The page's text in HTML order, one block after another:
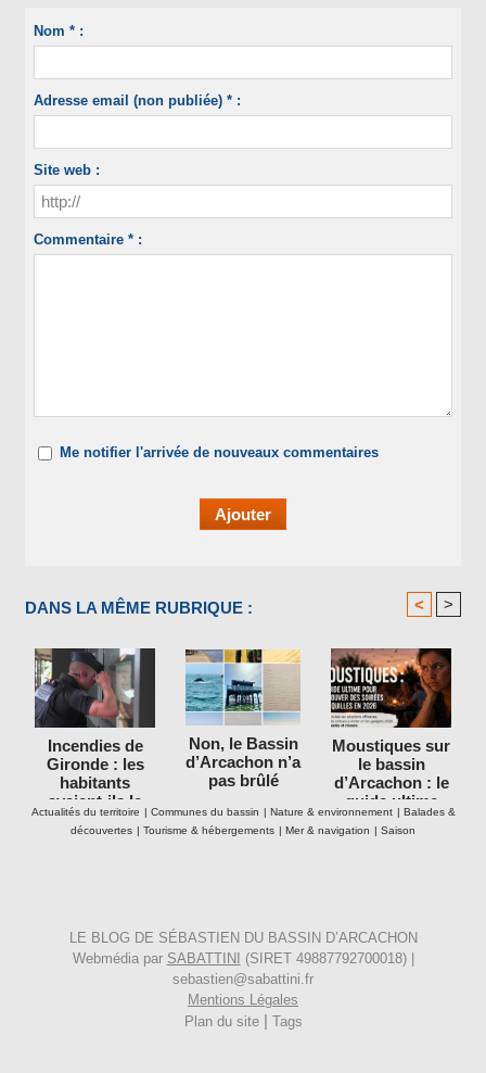
Nom * :
Adresse email (non publiée) * :
Site web :
Commentaire * :
Me notifier l'arrivée de nouveaux commentaires
DANS LA MÊME RUBRIQUE : < >
Incendies de
Gironde : les
habitants
avaient-ils le
droit de rester
dans leurs
Non, le Bassin
d’Arcachon n’a
pas brûlé
Moustiques sur
le bassin
d’Arcachon : le
guide ultime
pour retrouver
des soirées
Actualités du territoire | Communes du bassin | Nature & environnement | Balades &
découvertes | Tourisme & hébergements | Mer & navigation | Saison
LE BLOG DE SÉBASTIEN DU BASSIN D’ARCACHON
Webmédia par SABATTINI
(SIRET 49887792700018) |
sebastien@sabattini.fr
Mentions Légales
Plan du site | Tags